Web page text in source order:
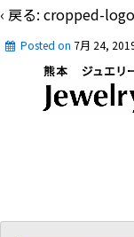
‹ 戻る: cropped-
Posted on 7月 24,